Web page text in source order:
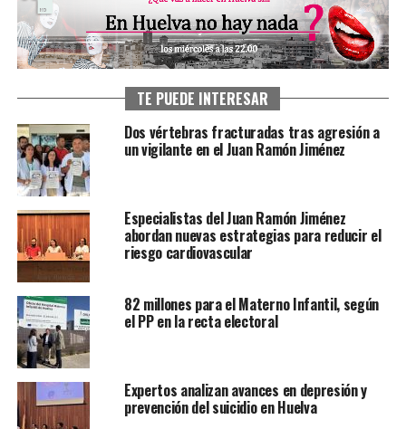
TE PUEDE INTERESAR
Dos vértebras fracturadas tras agresión a
un vigilante en el Juan Ramón Jiménez
Especialistas del Juan Ramón Jiménez
abordan nuevas estrategias para reducir el
riesgo cardiovascular
82 millones para el Materno Infantil, según
el PP en la recta electoral
Expertos analizan avances en depresión y
prevención del suicidio en Huelva